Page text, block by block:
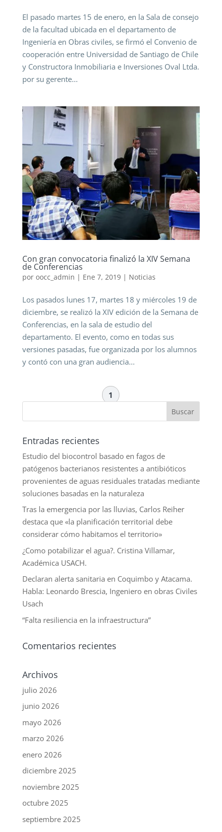
El pasado martes 15 de enero, en la Sala de consejo
de la facultad ubicada en el departamento de
Ingeniería en Obras civiles, se firmó el Convenio de
cooperación entre Universidad de Santiago de Chile
y Constructora Inmobiliaria e Inversiones Oval Ltda.
por su gerente...
Con gran convocatoria finalizó la XIV Semana
de Conferencias
por oocc_admin | Ene 7, 2019| Noticias
Los pasados lunes 17, martes 18 y miércoles 19 de
diciembre, se realizó la XIV edición de la Semana de
Conferencias, en la sala de estudio del
departamento. El evento, como en todas sus
versiones pasadas, fue organizada por los alumnos
y contó con una gran audiencia...
1
Entradas recientes
Estudio del biocontrol basado en fagos de
patógenos bacterianos resistentes a antibióticos
provenientes de aguas residuales tratadas mediante
soluciones basadas en la naturaleza
Tras la emergencia por las lluvias, Carlos Reiher
destaca que «la planificación territorial debe
considerar cómo habitamos el territorio»
¿Como potabilizar el agua?. Cristina Villamar,
Académica USACH.
Declaran alerta sanitaria en Coquimbo y Atacama.
Habla: Leonardo Brescia, Ingeniero en obras Civiles
Usach
“Falta resiliencia en la infraestructura”
Comentarios recientes
Archivos
julio 2026
junio 2026
mayo 2026
marzo 2026
enero 2026
diciembre 2025
noviembre 2025
octubre 2025
septiembre 2025